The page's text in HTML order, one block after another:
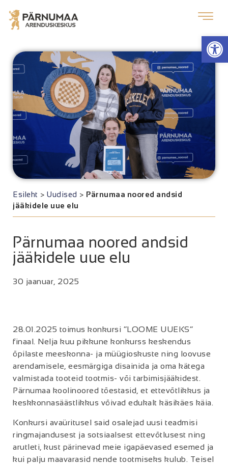
Esileht > Uudised > Pärnumaa noored andsid
jääkidele uue elu
Pärnumaa noored andsid
jääkidele uue elu
30 jaanuar, 2025
28.01.2025 toimus konkursi “LOOME UUEKS”
finaal. Nelja kuu pikkune konkurss keskendus
õpilaste meeskonna- ja müügioskuste ning loovuse
arendamisele, eesmärgiga disainida ja oma kätega
valmistada tooteid tootmis- või tarbimisjääkidest.
Pärnumaa koolinoored tõestasid, et ettevõtlikkus ja
keskkonnasäästlikkus võivad edukalt käsikäes käia.
Konkursi avaüritusel said osalejad uusi teadmisi
ringmajandusest ja sotsiaalsest ettevõtlusest ning
arutleti, kust pärinevad meie igapäevased esemed ja
kui palju maavarasid nende tootmiseks kulub. Teisel